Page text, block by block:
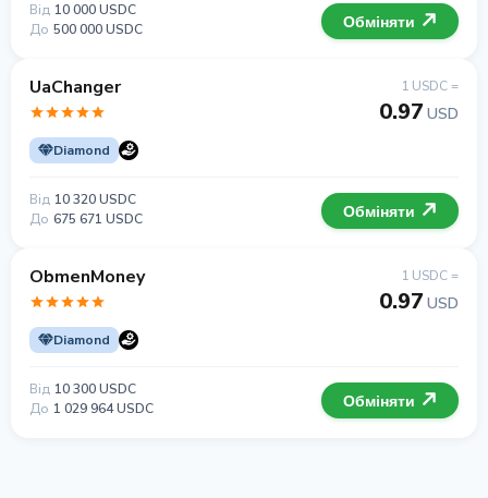
Від 10 000 USDC
До 500 000 USDC Обміняти
UaChanger
Diamond
1 USDC =
0.97 USD
Від 10 320 USDC
До 675 671 USDC Обміняти
ObmenMoney
Diamond
1 USDC =
0.97 USD
Від 10 300 USDC
До 1 029 964 USDC Обміняти